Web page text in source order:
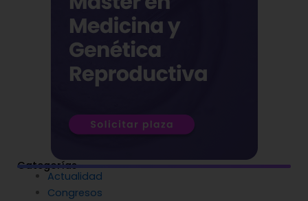
Categorías
Actualidad
Congresos